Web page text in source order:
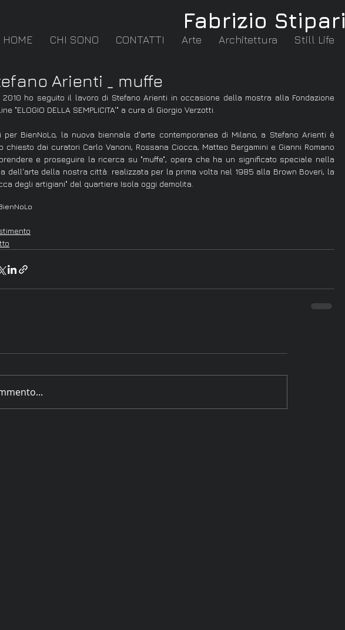
Fabrizio Stipari
HOME CHI SONO CONTATTI Arte Architettura Still Life
Arienti _ muffe
"ELOGIO DELLA SEMPLICITA'" a cura di Giorgio Verzotti.
per BienNoLo, la nuova biennale d'arte contemporanea di Milano, a Stefano Arienti è
chiesto dai curatori Carlo Vanoni, Rossana Ciocca, Matteo Bergamini e Gianni Romano
e proseguire la ricerca su "muffe", opera che ha un significato speciale nella
dell'arte della nostra città: realizzata per la prima volta nel 1985 alla Brown Boveri, la
degli artigiani" del quartiere Isola oggi demolita.